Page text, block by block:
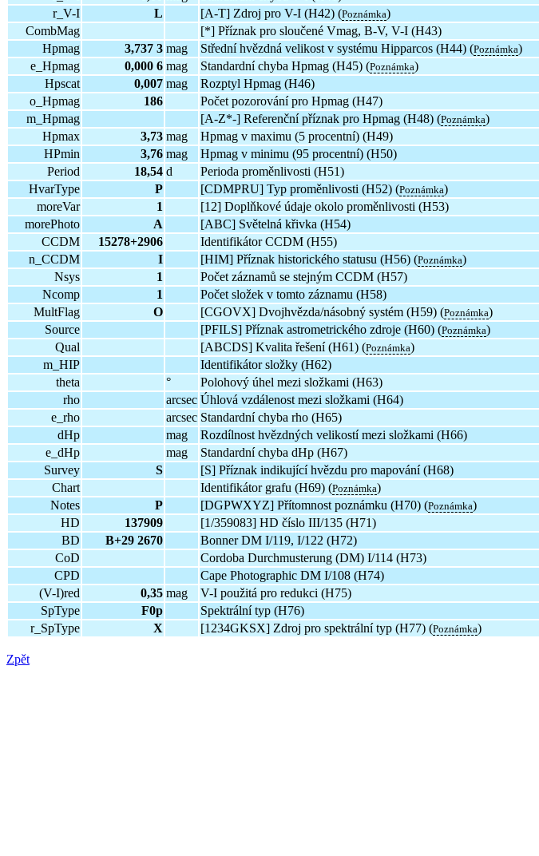
r_V-I
L [A-T] Zdroj pro V-I (H42) (Poznámka)
CombMag
[*] Příznak pro sloučené Vmag, B-V, V-I (H43)
Hpmag
3,737 3 mag Střední hvězdná velikost v systému Hipparcos (H44) (Poznámka)
e_Hpmag
0,000 6 mag Standardní chyba Hpmag (H45) (Poznámka)
Hpscat
0,007 mag
Rozptyl Hpmag (H46)
o_Hpmag
186
Počet pozorování pro Hpmag (H47)
m_Hpmag
[A-Z*-] Referenční příznak pro Hpmag (H48) (Poznámka)
Hpmax
3,73 mag
Hpmag v maximu (5 procentní) (H49)
HPmin
3,76 mag
Hpmag v minimu (95 procentní) (H50)
Period
18,54 d
Perioda proměnlivosti (H51)
HvarType
P [CDMPRU] Typ proměnlivosti (H52) (Poznámka)
moreVar
1
[12] Doplňkové údaje okolo proměnlivosti (H53)
morePhoto
A
[ABC] Světelná křivka (H54)
CCDM
15278+2906
Identifikátor CCDM (H55)
n_CCDM
I [HIM] Příznak historického statusu (H56) (Poznámka)
Nsys
1
Počet záznamů se stejným CCDM (H57)
Ncomp
1
Počet složek v tomto záznamu (H58)
MultFlag
O [CGOVX] Dvojhvězda/násobný systém (H59) (Poznámka)
Source
[PFILS] Příznak astrometrického zdroje (H60) (Poznámka)
Qual
[ABCDS] Kvalita řešení (H61) (Poznámka)
m_HIP
Identifikátor složky (H62)
theta
°
Polohový úhel mezi složkami (H63)
rho
arcsec Úhlová vzdálenost mezi složkami (H64)
e_rho
arcsec Standardní chyba rho (H65)
dHp
mag
Rozdílnost hvězdných velikostí mezi složkami (H66)
e_dHp
mag
Standardní chyba dHp (H67)
Survey
S
[S] Příznak indikující hvězdu pro mapování (H68)
Chart
Identifikátor grafu (H69) (Poznámka)
Notes
P [DGPWXYZ] Přítomnost poznámku (H70) (Poznámka)
HD
137909
[1/359083] HD číslo III/135 (H71)
BD
B+29 2670
Bonner DM I/119, I/122 (H72)
CoD
Cordoba Durchmusterung (DM) I/114 (H73)
CPD
Cape Photographic DM I/108 (H74)
(V-I)red
0,35 mag
V-I použitá pro redukci (H75)
SpType
F0p
Spektrální typ (H76)
r_SpType
X [1234GKSX] Zdroj pro spektrální typ (H77) (Poznámka)
Zpět